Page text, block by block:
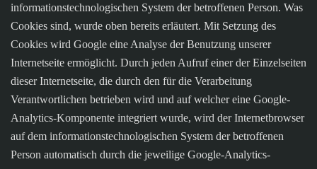
informationstechnologischen System der betroffenen Person. Was
Cookies sind, wurde oben bereits erläutert. Mit Setzung des
Cookies wird Google eine Analyse der Benutzung unserer
Internetseite ermöglicht. Durch jeden Aufruf einer der Einzelseiten
dieser Internetseite, die durch den für die Verarbeitung
Verantwortlichen betrieben wird und auf welcher eine Google-
Analytics-Komponente integriert wurde, wird der Internetbrowser
auf dem informationstechnologischen System der betroffenen
Person automatisch durch die jeweilige Google-Analytics-